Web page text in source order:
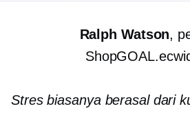
Ralph Watson,
Stres biasanya berasal dari